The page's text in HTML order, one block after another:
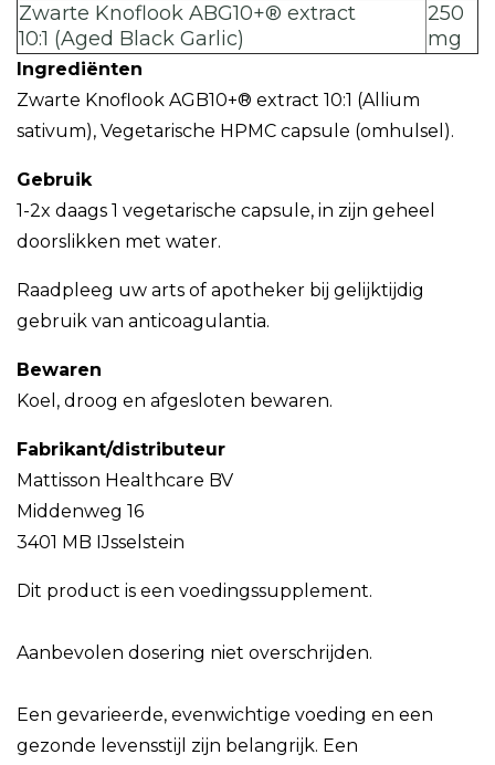
Zwarte Knoflook ABG10+® extract
10:1 (Aged Black Garlic)
250
mg
Ingrediënten
Zwarte Knoflook AGB10+® extract 10:1 (Allium
sativum), Vegetarische HPMC capsule (omhulsel).
Gebruik
1-2x daags 1 vegetarische capsule, in zijn geheel
doorslikken met water.
Raadpleeg uw arts of apotheker bij gelijktijdig
gebruik van anticoagulantia.
Bewaren
Koel, droog en afgesloten bewaren.
Fabrikant/distributeur
Mattisson Healthcare BV
Middenweg 16
3401 MB IJsselstein
Dit product is een voedingssupplement.
Aanbevolen dosering niet overschrijden.
Een gevarieerde, evenwichtige voeding en een
gezonde levensstijl zijn belangrijk. Een